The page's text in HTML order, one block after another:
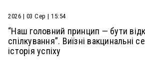
2026 | 03 Сер | 15:54
“Наш головний принцип — бути
спілкування”. Виїзні вакцинальні
історія успіху